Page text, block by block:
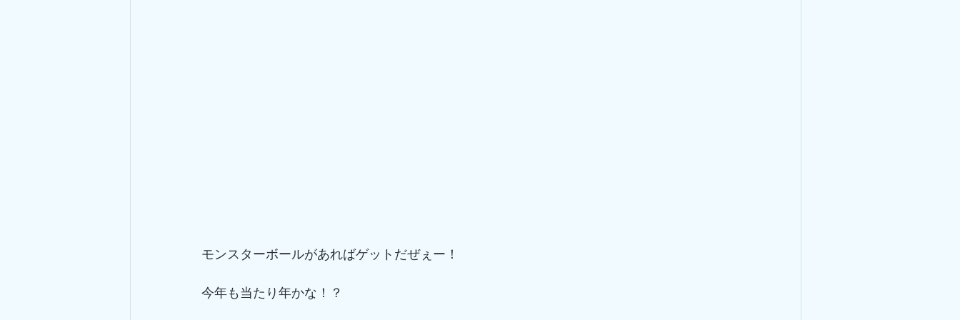
モンスターボールがあればゲットだぜぇー！
今年も当たり年かな！？